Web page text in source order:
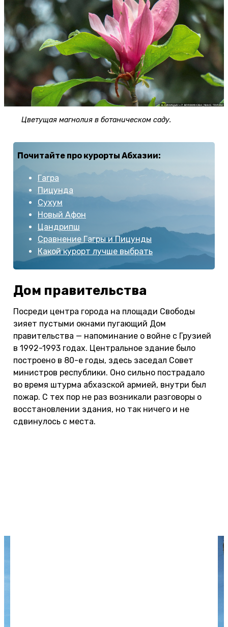
Цветущая магнолия в ботаническом саду.
Почитайте про курорты Абхазии:
Гагра
Пицунда
Сухум
Новый Афон
Цандрипш
Сравнение Гагры и Пицунды
Какой курорт лучше выбрать
Дом правительства
Посреди центра города на площади Свободы
зияет пустыми окнами пугающий Дом
правительства — напоминание о войне с Грузией
в 1992-1993 годах. Центральное здание было
построено в 80-е годы, здесь заседал Совет
министров республики. Оно сильно пострадало
во время штурма абхазской армией, внутри был
пожар. С тех пор не раз возникали разговоры о
восстановлении здания, но так ничего и не
сдвинулось с места.